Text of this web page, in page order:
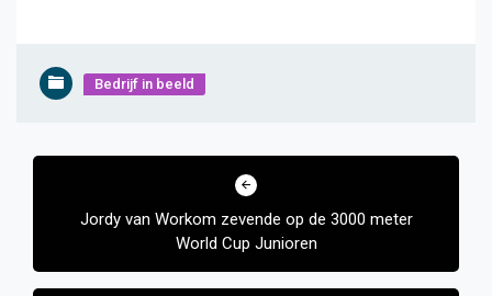
Bedrijf in beeld
Bericht
Jordy van Workom zevende op de 3000 meter
World Cup Junioren